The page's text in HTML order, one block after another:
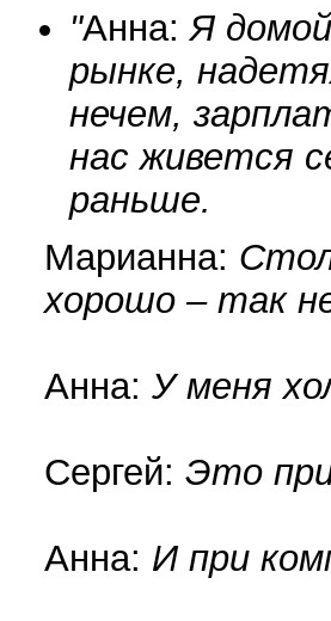
"Анна:Я
рынке,
нечем,
нас живется
раньше.
Марианна:
хорошо – так
Анна: У меня
Сергей: Это
Анна: И при